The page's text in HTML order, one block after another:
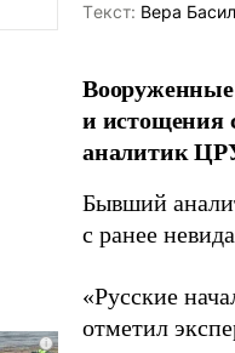
Tекст: Вера
и истощения
аналитик
Бывший
с ранее
«Русские
отметил